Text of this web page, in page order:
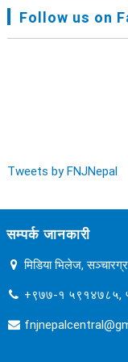
FNJ, Financial
Follow us on
Tweets by FNJNepal
सम्पर्क जानकारी
मिडिया भिलेज,
+९७७-१ ५९१४७८५,